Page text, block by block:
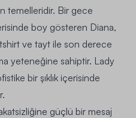
temelleridir. Bir gece
boy gösteren Diana,
ve tayt ile son derece
yeteneğine sahiptir. Lady
bir şıklık içerisinde
güçlü bir mesaj